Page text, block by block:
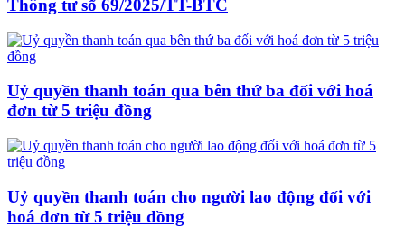
Thông tư số 69/2025/TT-BTC
Uỷ quyền thanh toán qua bên thứ ba đối với hoá
đơn từ 5 triệu đồng
Uỷ quyền thanh toán cho người lao động đối với
hoá đơn từ 5 triệu đồng